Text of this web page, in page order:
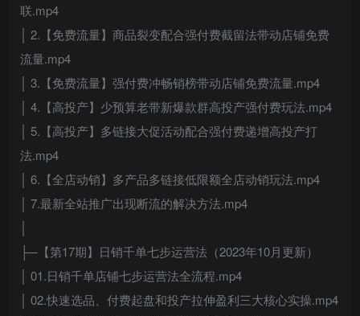
联.mp4
│ 2.【免费流量】商品裂变配合强付费截留法带动店铺免费
流量.mp4
│ 3.【免费流量】强付费冲畅销榜带动店铺免费流量.mp4
│ 4.【高投产】少预算老带新爆款群高投产强付费玩法.mp4
│ 5.【高投产】多链接大促活动配合强付费递增高投产打
法.mp4
│ 6.【全店动销】多产品多链接低限额全店动销玩法.mp4
│ 7.最新全站推广出现断流的解决方法.mp4
│
├─【第17期】日销千单七步运营法（2023年10月更新）
│ 01.日销千单店铺七步运营法全流程.mp4
│ 02.快速选品、付费起盘和投产拉伸盈利三大核心实操.mp4